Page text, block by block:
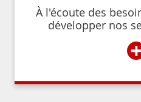
À l'écoute des
développer nos